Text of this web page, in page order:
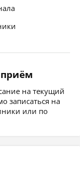
приём
на текущий
записаться на
или по